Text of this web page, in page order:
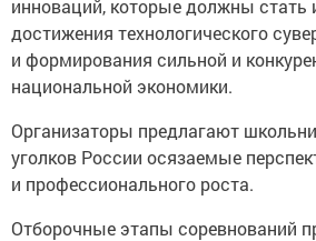
инноваций, которые должны стать
достижения технологического
и формирования сильной и
национальной экономики.
Организаторы предлагают
уголков России осязаемые
и профессионального роста.
Отборочные этапы соревнований